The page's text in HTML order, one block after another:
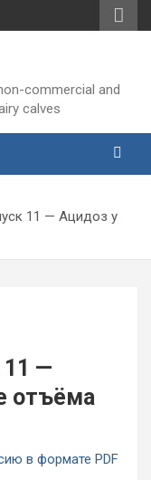
commercial and
calves
11 — Ацидоз у
11 —
отъёма
в формате PDF